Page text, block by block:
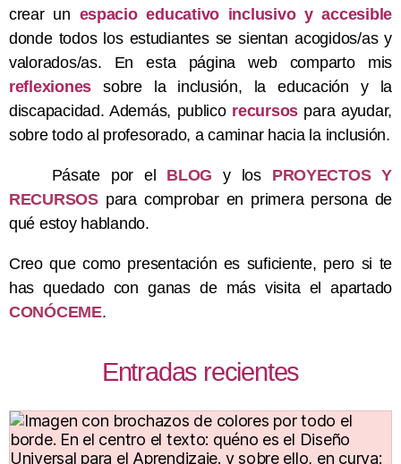
crear un espacio educativo inclusivo y accesible
donde todos los estudiantes se sientan acogidos/as y
valorados/as. En esta página web comparto mis
reflexiones sobre la inclusión, la educación y la
discapacidad. Además, publico recursos para ayudar,
sobre todo al profesorado, a caminar hacia la inclusión.
Pásate por el BLOG y los PROYECTOS Y
RECURSOSpara comprobar en primera persona de
qué estoy hablando.
Creo que como presentación es suficiente, pero si te
has quedado con ganas de más visita el apartado
CONÓCEME.
Entradas recientes